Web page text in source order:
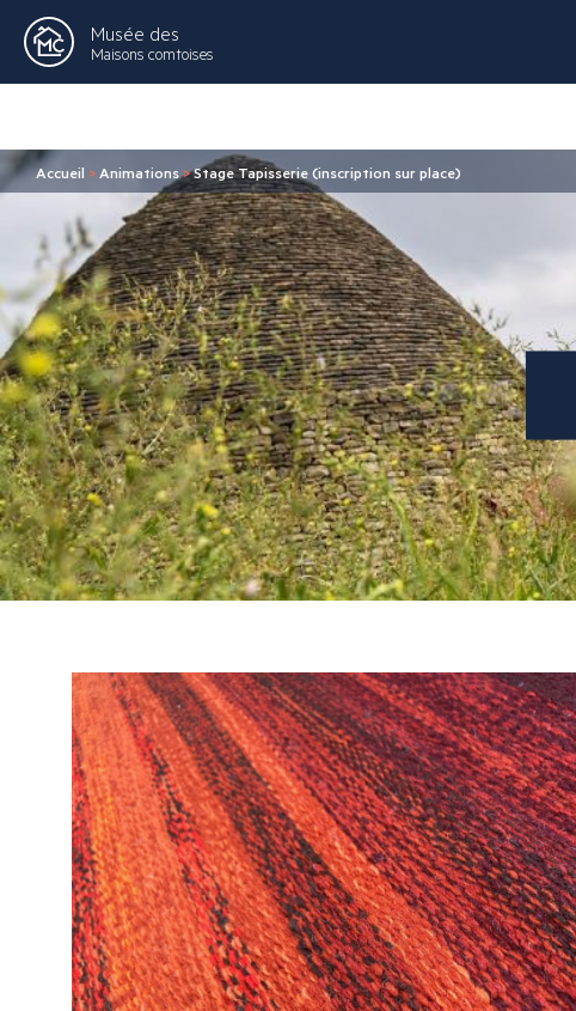
Musée des
Maisons comtoises
Accueil > Animations>Stage Tapisserie (inscription sur place)